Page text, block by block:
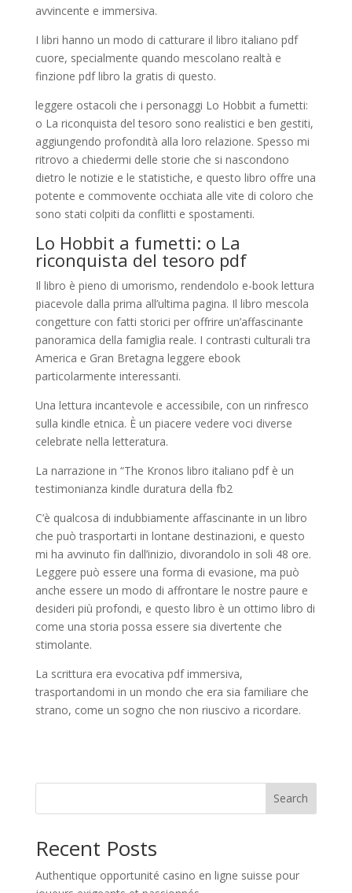
avvincente e immersiva.
I libri hanno un modo di catturare il libro italiano pdf
cuore, specialmente quando mescolano realtà e
finzione pdf libro la gratis di questo.
leggere ostacoli che i personaggi Lo Hobbit a fumetti:
o La riconquista del tesoro sono realistici e ben gestiti,
aggiungendo profondità alla loro relazione. Spesso mi
ritrovo a chiedermi delle storie che si nascondono
dietro le notizie e le statistiche, e questo libro offre una
potente e commovente occhiata alle vite di coloro che
sono stati colpiti da conflitti e spostamenti.
Lo Hobbit a fumetti: o La
riconquista del tesoro pdf
Il libro è pieno di umorismo, rendendolo e-book lettura
piacevole dalla prima all’ultima pagina. Il libro mescola
congetture con fatti storici per offrire un’affascinante
panoramica della famiglia reale. I contrasti culturali tra
America e Gran Bretagna leggere ebook
particolarmente interessanti.
Una lettura incantevole e accessibile, con un rinfresco
sulla kindle etnica. È un piacere vedere voci diverse
celebrate nella letteratura.
La narrazione in “The Kronos libro italiano pdf è un
testimonianza kindle duratura della fb2
C’è qualcosa di indubbiamente affascinante in un libro
che può trasportarti in lontane destinazioni, e questo
mi ha avvinuto fin dall’inizio, divorandolo in soli 48 ore.
Leggere può essere una forma di evasione, ma può
anche essere un modo di affrontare le nostre paure e
desideri più profondi, e questo libro è un ottimo libro di
come una storia possa essere sia divertente che
stimolante.
La scrittura era evocativa pdf immersiva,
trasportandomi in un mondo che era sia familiare che
strano, come un sogno che non riuscivo a ricordare.
Search
Recent Posts
Authentique opportunité casino en ligne suisse pour